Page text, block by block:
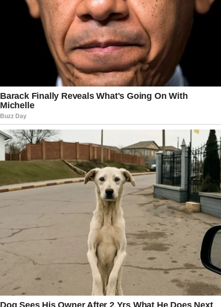
momentos mais comentados da edição do
Fantástico
, gerando reflexões sobre respeito,
diálogo e convivência entre pessoas que pensam
de maneira diferente. Mais do que expor
divergências, Ana Maria mostrou que o amor
entre mãe e filha permanece acima de qualquer
escolha, reforçando uma mensagem que
encontrou forte identificação entre os
telespectadores.